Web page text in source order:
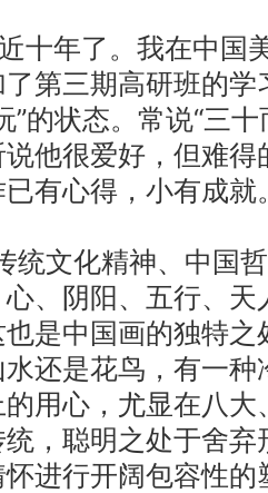
十年了。我在中国
第三期高研班的
”的状态。常说“三
他很爱好，但难
有心得，小有成
文化精神、中国
、阴阳、五行、
是中国画的独特
还是花鸟，有一
用心，尤显在八
，聪明之处于舍
进行开阔包容性